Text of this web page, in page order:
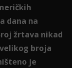
dana na
žrtava nikad
broja
je